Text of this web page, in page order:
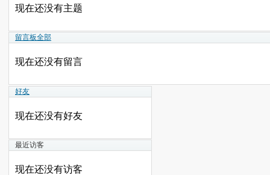
现在还没有主题
留言板全部
现在还没有留言
好友
现在还没有好友
最近访客
现在还没有访客